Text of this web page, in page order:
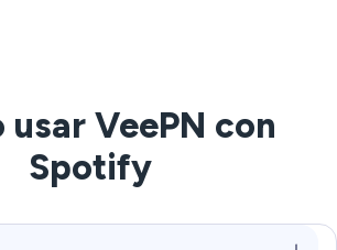
usar VeePN con
Spotify